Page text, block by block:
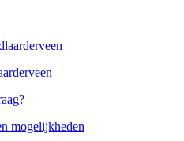
mogelijkheden